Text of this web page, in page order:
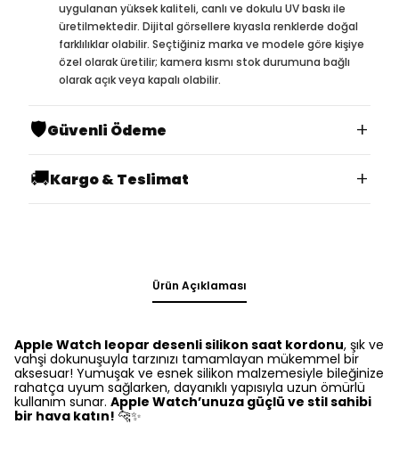
uygulanan yüksek kaliteli, canlı ve dokulu UV baskı ile
üretilmektedir. Dijital görsellere kıyasla renklerde doğal
farklılıklar olabilir. Seçtiğiniz marka ve modele göre kişiye
özel olarak üretilir; kamera kısmı stok durumuna bağlı
olarak açık veya kapalı olabilir.
🛡️Güvenli Ödeme
+
🚚Kargo & Teslimat +
Ürün Açıklaması
Apple Watch leopar desenli silikon saat kordonu, şık ve
vahşi dokunuşuyla tarzınızı tamamlayan mükemmel bir
aksesuar! Yumuşak ve esnek silikon malzemesiyle bileğinize
rahatça uyum sağlarken, dayanıklı yapısıyla uzun ömürlü
kullanım sunar. Apple Watch’unuza güçlü ve stil sahibi
bir hava katın! 🐆✨